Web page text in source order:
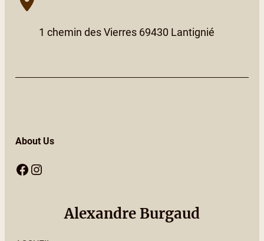
1 chemin des Vierres 69430 Lantignié
About Us
Facebook Instagram
Alexandre Burgaud